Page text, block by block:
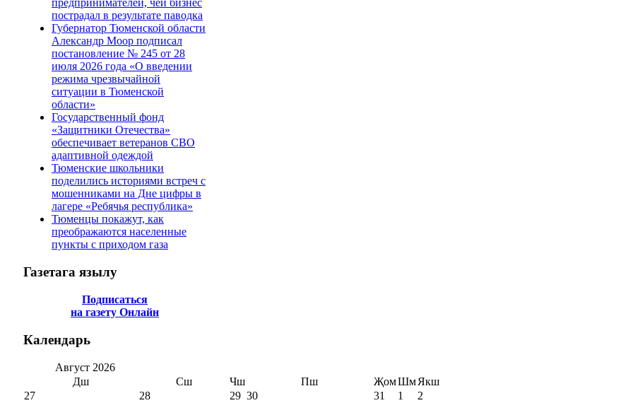
предпринимателей, чей бизнес
пострадал в результате паводка
Губернатор Тюменской области
Александр Моор подписал
постановление № 245 от 28
июля 2026 года «О введении
режима чрезвычайной
ситуации в Тюменской
области»
Государственный фонд
«Защитники Отечества»
обеспечивает ветеранов СВО
адаптивной одеждой
Тюменские школьники
поделились историями встреч с
мошенниками на Дне цифры в
лагере «Ребячья республика»
Тюменцы покажут, как
преображаются населенные
пункты с приходом газа
Газетага язылу
Подписаться
на газету Онлайн
Календарь
Август 2026
Дш
Сш Чш Пш ҖомШмЯкш
27
28 29 30 31 1 2